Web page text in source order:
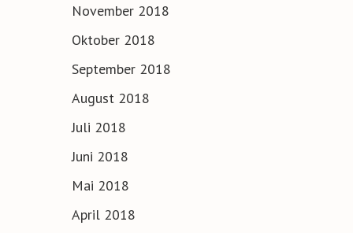
November 2018
Oktober 2018
September 2018
August 2018
Juli 2018
Juni 2018
Mai 2018
April 2018